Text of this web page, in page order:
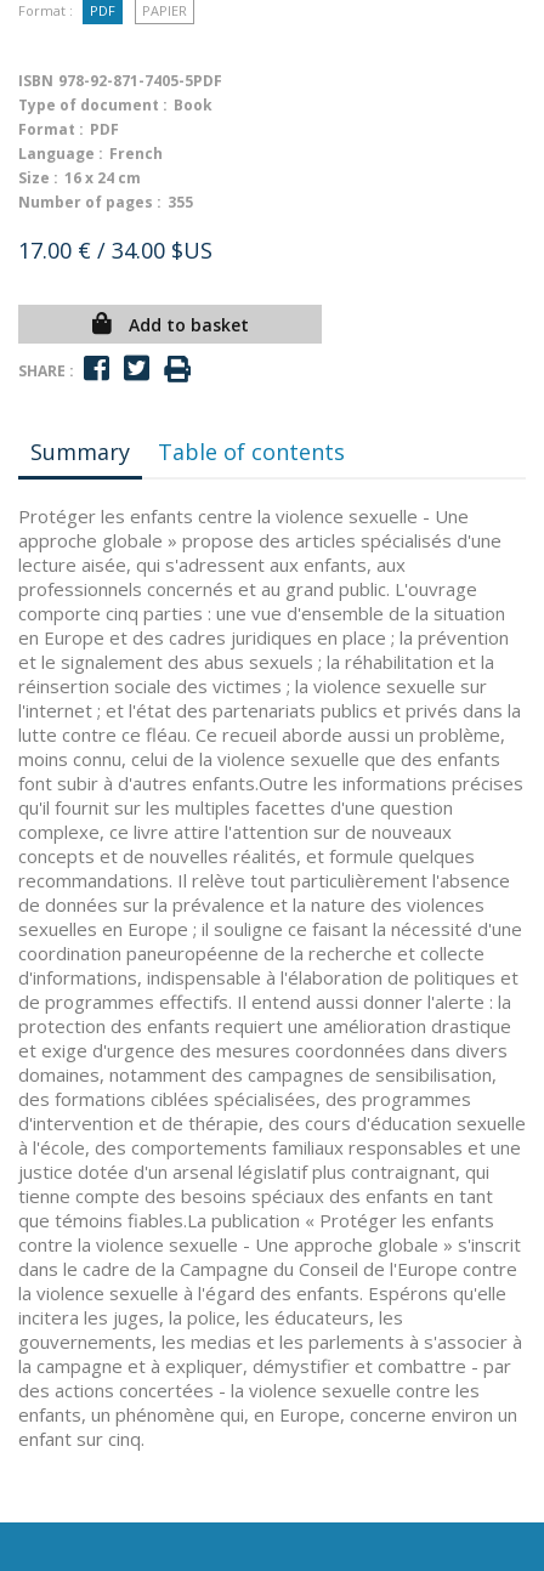
Format : PDF PAPIER
ISBN 978-92-871-7405-5PDF
Type of document : Book
Format : PDF
Language : French
Size : 16 x 24 cm
Number of pages : 355
17.00 € / 34.00 $US
Add to basket
SHARE :
Summary Table of contents
Protéger les enfants centre la violence sexuelle - Une
approche globale » propose des articles spécialisés d'une
lecture aisée, qui s'adressent aux enfants, aux
professionnels concernés et au grand public. L'ouvrage
comporte cinq parties : une vue d'ensemble de la situation
en Europe et des cadres juridiques en place ; la prévention
et le signalement des abus sexuels ; la réhabilitation et la
réinsertion sociale des victimes ; la violence sexuelle sur
l'internet ; et l'état des partenariats publics et privés dans la
lutte contre ce fléau. Ce recueil aborde aussi un problème,
moins connu, celui de la violence sexuelle que des enfants
font subir à d'autres enfants.Outre les informations précises
qu'il fournit sur les multiples facettes d'une question
complexe, ce livre attire l'attention sur de nouveaux
concepts et de nouvelles réalités, et formule quelques
recommandations. Il relève tout particulièrement l'absence
de données sur la prévalence et la nature des violences
sexuelles en Europe ; il souligne ce faisant la nécessité d'une
coordination paneuropéenne de la recherche et collecte
d'informations, indispensable à l'élaboration de politiques et
de programmes effectifs. Il entend aussi donner l'alerte : la
protection des enfants requiert une amélioration drastique
et exige d'urgence des mesures coordonnées dans divers
domaines, notamment des campagnes de sensibilisation,
des formations ciblées spécialisées, des programmes
d'intervention et de thérapie, des cours d'éducation sexuelle
à l'école, des comportements familiaux responsables et une
justice dotée d'un arsenal législatif plus contraignant, qui
tienne compte des besoins spéciaux des enfants en tant
que témoins fiables.La publication « Protéger les enfants
contre la violence sexuelle - Une approche globale » s'inscrit
dans le cadre de la Campagne du Conseil de l'Europe contre
la violence sexuelle à l'égard des enfants. Espérons qu'elle
incitera les juges, la police, les éducateurs, les
gouvernements, les medias et les parlements à s'associer à
la campagne et à expliquer, démystifier et combattre - par
des actions concertées - la violence sexuelle contre les
enfants, un phénomène qui, en Europe, concerne environ un
enfant sur cinq.